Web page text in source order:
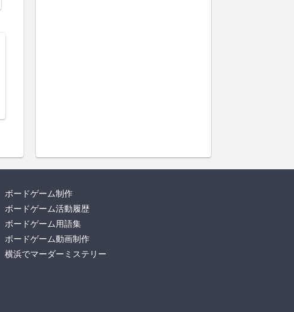
ボードゲーム制作
ボードゲーム活動履歴
ボードゲーム用語集
ボードゲーム動画制作
横浜でマーダーミステリー